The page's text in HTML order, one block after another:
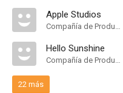
Apple Studios
Compañía de Produccion
Hello Sunshine
Compañía de Produccion
22 más